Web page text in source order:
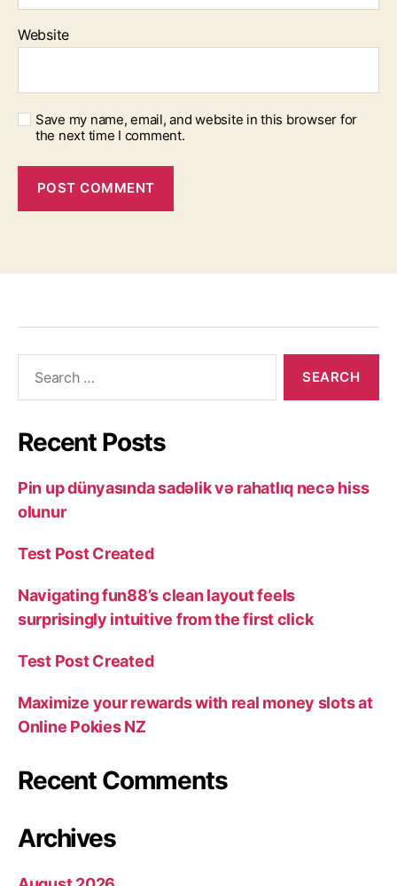
Website
Save my name, email, and website in this browser for
the next time I comment.
Recent Posts
Pin up dünyasında sadəlik və rahatlıq necə hiss
olunur
Test Post Created
Navigating fun88’s clean layout feels
surprisingly intuitive from the first click
Test Post Created
Maximize your rewards with real money slots at
Online Pokies NZ
Recent Comments
Archives